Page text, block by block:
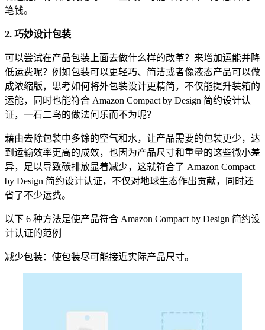
笔钱。
2. 巧妙设计包装
可以尝试在产品包装上面去做什么样的改革？来增加运能并降
低运费呢？例如包装可以更轻巧、简洁或者像液态产品可以做
成浓缩版，思考如何将外包装设计更精简，不仅能提升装箱的
运能，同时也能符合 Amazon Compact by Design 简约设计认
证，一石二鸟的做法何乐而不为呢？
藉由去除包装中多馀的空气和水，让产品需要的包装更少，达
到运输效率更高的成效，也因为产品尺寸和重量的这些微小差
异，足以导致碳排放显着减少，这就符合了 Amazon Compact
by Design 简约设计认证，不仅对地球生态作出贡献，同时还
省了不少运费。
以下 6 种方法是使产品符合 Amazon Compact by Design 简约设
计认证的范例
减少包装：使包装尽可能接近实际产品尺寸。